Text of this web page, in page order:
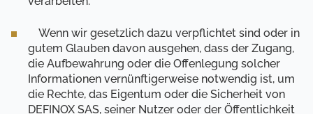
Wenn wir gesetzlich dazu verpflichtet sind oder in
gutem Glauben davon ausgehen, dass der Zugang,
die Aufbewahrung oder die Offenlegung solcher
Informationen vernünftigerweise notwendig ist, um
die Rechte, das Eigentum oder die Sicherheit von
DEFINOX SAS, seiner Nutzer oder der Öffentlichkeit